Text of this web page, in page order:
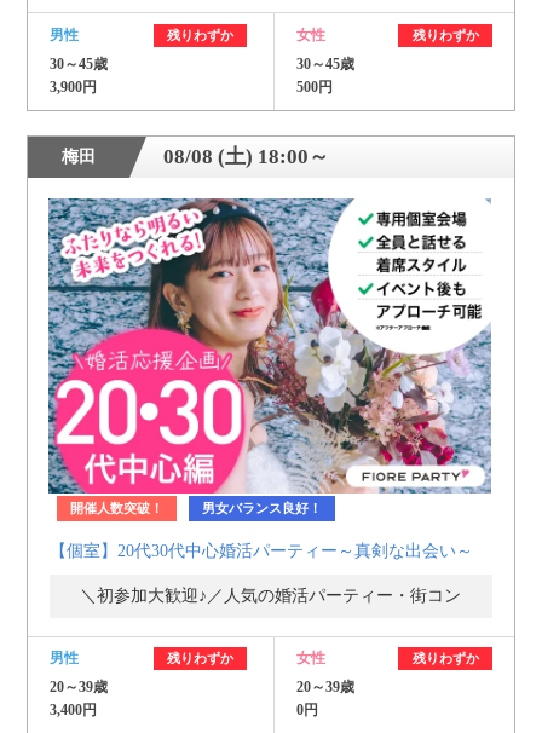
男性 残りわずか
30～45歳
3,900円
女性 残りわずか
30～45歳
500円
梅田 08/08 (土) 18:00～
開催人数突破！ 男女バランス良好！
【個室】20代30代中心婚活パーティー～真剣な出会い～
＼初参加大歓迎♪／人気の婚活パーティー・街コン
男性 残りわずか
20～39歳
3,400円
女性 残りわずか
20～39歳
0円